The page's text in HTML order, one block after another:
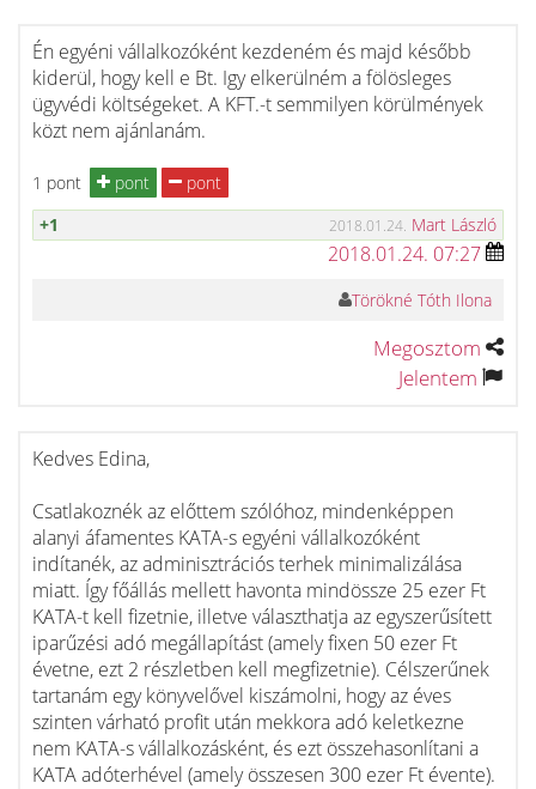
Én egyéni vállalkozóként kezdeném és majd később
kiderül, hogy kell e Bt. Igy elkerülném a fölösleges
ügyvédi költségeket. A KFT.-t semmilyen körülmények
közt nem ajánlanám.
1 pont pont
pont
+1
2018.01.24. Mart László
2018.01.24. 07:27
Törökné Tóth Ilona
Megosztom
Jelentem
Kedves Edina,
Csatlakoznék az előttem szólóhoz, mindenképpen
alanyi áfamentes KATA-s egyéni vállalkozóként
indítanék, az adminisztrációs terhek minimalizálása
miatt. Így főállás mellett havonta mindössze 25 ezer Ft
KATA-t kell fizetnie, illetve választhatja az egyszerűsített
iparűzési adó megállapítást (amely fixen 50 ezer Ft
évetne, ezt 2 részletben kell megfizetnie). Célszerűnek
tartanám egy könyvelővel kiszámolni, hogy az éves
szinten várható profit után mekkora adó keletkezne
nem KATA-s vállalkozásként, és ezt összehasonlítani a
KATA adóterhével (amely összesen 300 ezer Ft évente).